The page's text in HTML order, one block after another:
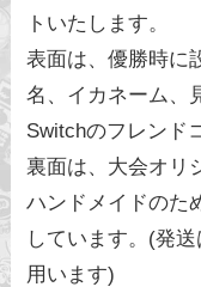
トいたします。
表面は、優勝時に
名、イカネーム、
Switchのフレンド
裏面は、大会オリ
ハンドメイドのた
しています。(発
用います)